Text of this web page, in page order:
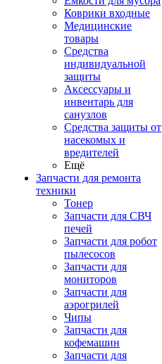
Коврики входные
Медицинские
товары
Средства
индивидуальной
защиты
Аксессуары и
инвентарь для
санузлов
Средства защиты от
насекомых и
вредителей
Ещё
Запчасти для ремонта
техники
Тонер
Запчасти для СВЧ
печей
Запчасти для робот
пылесосов
Запчасти для
мониторов
Запчасти для
аэрогрилей
Чипы
Запчасти для
кофемашин
Запчасти для